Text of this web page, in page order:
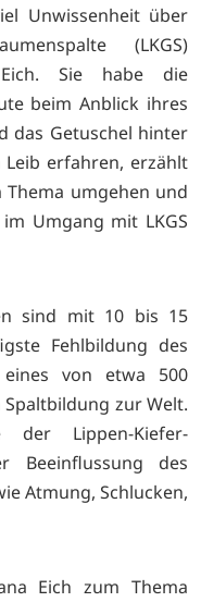
Unwissenheit über
(LKGS)
Sie habe die
beim Anblick ihres
das Getuschel hinter
erfahren, erzählt
umgehen und
Umgang mit LKGS
sind mit 10 bis 15
Fehlbildung des
von etwa 500
zur Welt.
Lippen-Kiefer-
Beeinflussung des
Atmung, Schlucken,
Eich zum Thema